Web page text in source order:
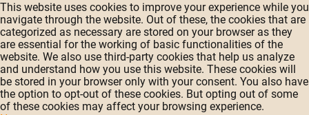
This website uses cookies to improve your experience while you
navigate through the website. Out of these, the cookies that are
categorized as necessary are stored on your browser as they
are essential for the working of basic functionalities of the
website. We also use third-party cookies that help us analyze
and understand how you use this website. These cookies will
be stored in your browser only with your consent. You also have
the option to opt-out of these cookies. But opting out of some
of these cookies may affect your browsing experience.